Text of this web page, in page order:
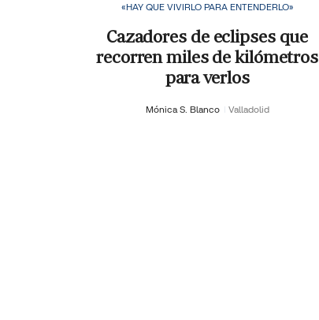
«HAY QUE VIVIRLO PARA ENTENDERLO»
Cazadores de eclipses que
recorren miles de kilómetros
para verlos
Mónica S. Blanco Valladolid